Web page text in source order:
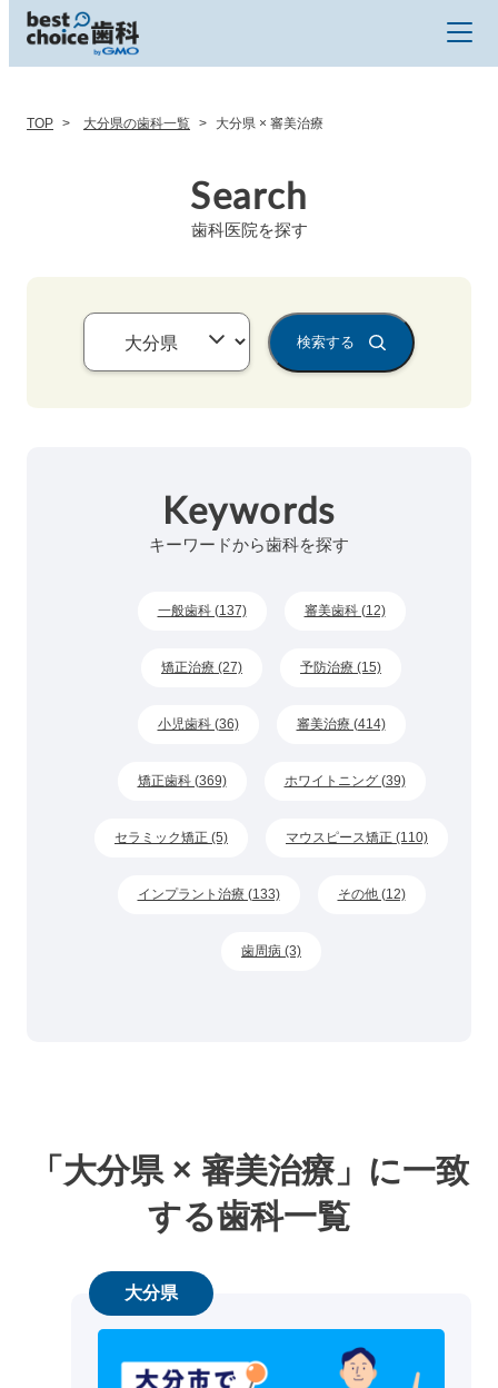
TOP 大分県の歯科一覧 大分県 × 審美治療
Search
歯科医院を探す
検索する
Keywords
キーワードから歯科を探す
一般歯科 (137) 審美歯科 (12)
矯正治療 (27) 予防治療 (15)
小児歯科 (36) 審美治療 (414)
矯正歯科 (369) ホワイトニング (39)
セラミック矯正 (5) マウスピース矯正 (110)
インプラント治療 (133) その他 (12)
歯周病 (3)
「大分県 × 審美治療」に一致
する歯科一覧
大分県